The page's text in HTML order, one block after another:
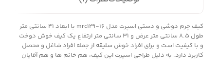
کیف چرم دوشی و دستی اسپرت مدل mrc129-16 با ابعاد 41 سانتی متر
طول 8.5 سانتی متر عرض و 31 سانتی متر ارتفاع یک کیف خوش دوخت
و با کیفیت است و برای افراد خوش سلیقه از جمله افراد شاغل و محصل
کاربرد دارد. به دلیل طراحی اسپرت این کیف، هم خانم ها و هم آقایان